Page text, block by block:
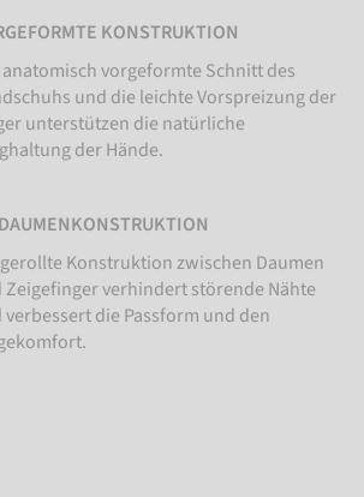
KONSTRUKTION
anatomisch vorgeformte Schnitt des
und die leichte Vorspreizung der
unterstützen die natürliche
der Hände.
Konstruktion zwischen Daumen
Zeigefinger verhindert störende Nähte
verbessert die Passform und den